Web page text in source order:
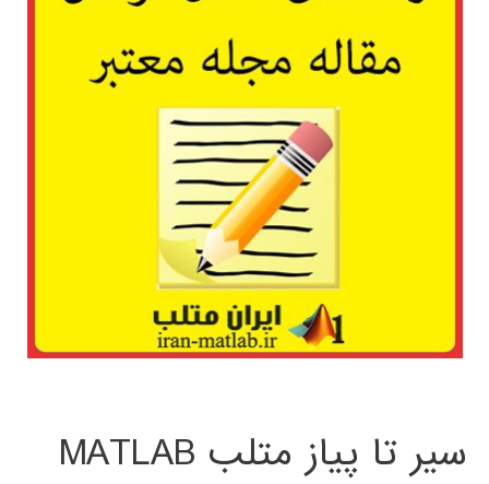
سیر تا پیاز متلب MATLAB